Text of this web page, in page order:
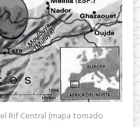
Rif Central (mapa tomado